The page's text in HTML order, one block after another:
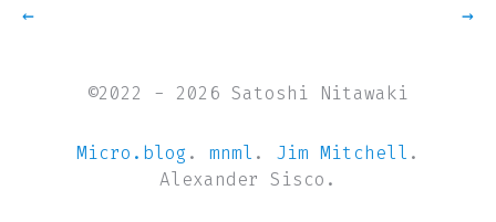
← →
©2022 - 2026 Satoshi Nitawaki
Micro.blog . mnml . Jim Mitchell .
Alexander Sisco.